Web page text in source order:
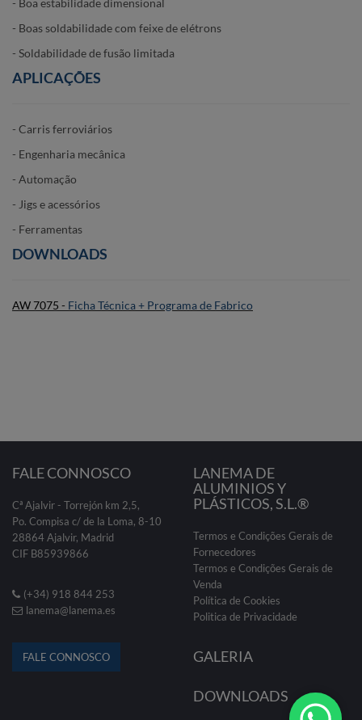
- Boas soldabilidade com feixe de elétrons
- Soldabilidade de fusão limitada
APLICAÇÕES
- Carris ferroviários
- Engenharia mecânica
- Automação
- Jigs e acessórios
- Ferramentas
DOWNLOADS
AW 7075 - Ficha Técnica + Programa de Fabrico
FALE CONNOSCO
Cª Ajalvir - Torrejón km 2,5,
Po. Compisa c/ de la Loma, 8-10
28864 Ajalvir, Madrid
CIF B85939866
(+34) 918 844 253
lanema@lanema.es
FALE CONNOSCO
LANEMA DE
ALUMINIOS Y
PLÁSTICOS, S.L.®
Termos e Condições Gerais de
Fornecedores
Termos e Condições Gerais de
Venda
Política de Cookies
Politica de Privacidade
GALERIA
DOWNLOADS